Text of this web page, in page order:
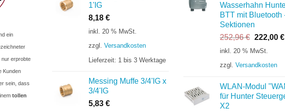
ein
nur erprobte
Kunden
sein, dass
tollen
1'IG
8,18 €
inkl. 20 % MwSt.
zzgl. Versandkosten
Lieferzeit: 1 bis 3 Werktage
Messing Muffe 3/4'IG x
3/4'IG
5,83 €
Wasserhahn
BTT mit Bluetooth
Sektionen
252,96€
Preis
252,96 €
222,00 €
inkl. 20 % MwSt.
zzgl. Versandkosten
WLAN-Modul
für Hunter
X2